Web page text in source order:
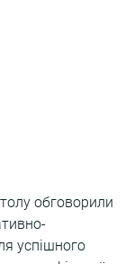
обговорили
успішного